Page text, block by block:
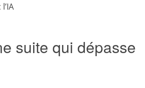
suite qui dépasse